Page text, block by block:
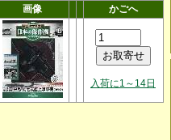
画像 かごへ
入荷に1～14日